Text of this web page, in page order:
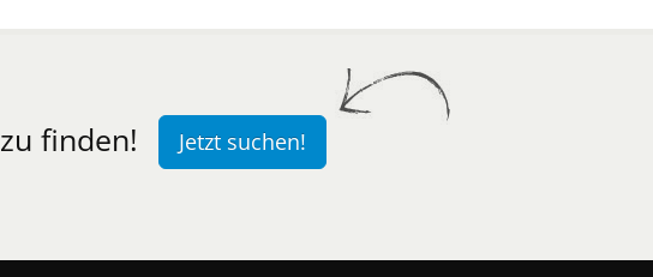
zu finden! Jetzt suchen!